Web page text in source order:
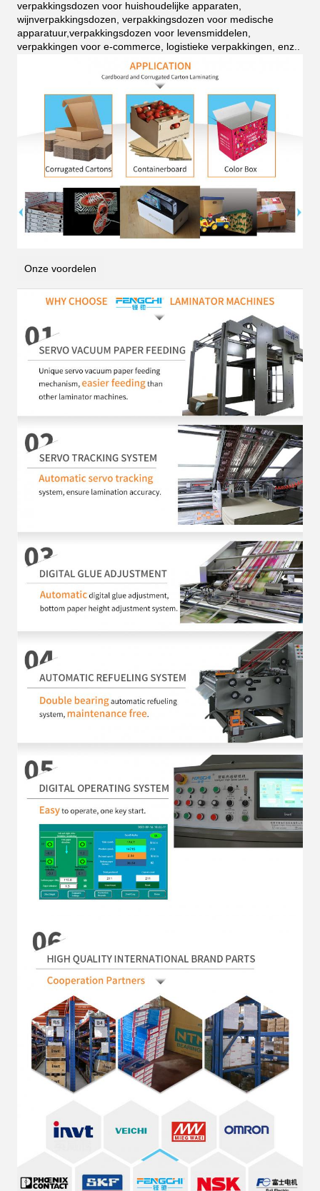
verpakkingsdozen voor huishoudelijke apparaten,
wijnverpakkingsdozen, verpakkingsdozen voor medische
apparatuur,verpakkingsdozen voor levensmiddelen,
verpakkingen voor e-commerce, logistieke verpakkingen, enz.
Onze voordelen